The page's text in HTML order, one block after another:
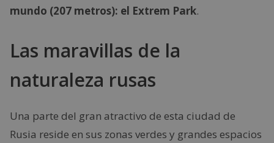
mundo (207 metros): el Extrem Park.
Las maravillas de la
naturaleza rusas
Una parte del gran atractivo de esta ciudad de
Rusia reside en sus zonas verdes y grandes espacios